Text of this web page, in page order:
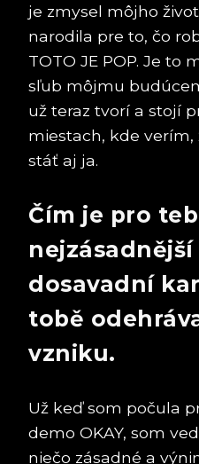
je zmysel môjho
narodila pre to, čo
TOTO JE POP. Je to
sľub môjmu
už teraz tvorí a stojí
miestach, kde
stáť aj ja.
Čím je pro
dosavadní
tobě
vzniku.
Už keď som počula
demo OKAY, som
niečo zásadné a